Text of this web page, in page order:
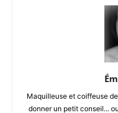
Maquilleuse et coiffeuse
donner un petit conseil...